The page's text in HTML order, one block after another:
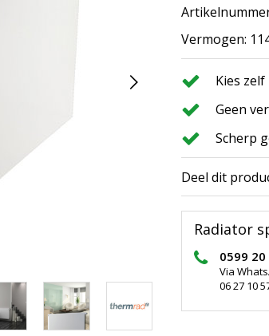
Vermogen:
Kies
Geen
Scherp
Deel dit
Radiator
0599 20
Via
06 27 10